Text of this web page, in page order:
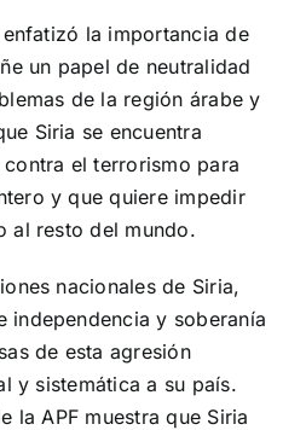
la importancia de
un papel de neutralidad
de la región árabe y
Siria se encuentra
el terrorismo para
y que quiere impedir
al resto del mundo.
nacionales de Siria,
independencia y soberanía
de esta agresión
y sistemática a su país.
la APF muestra que Siria